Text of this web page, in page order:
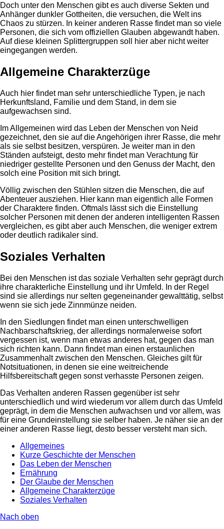
Doch unter den Menschen gibt es auch diverse Sekten und
Anhänger dunkler Gottheiten, die versuchen, die Welt ins
Chaos zu stürzen. In keiner anderen Rasse findet man so viele
Personen, die sich vom offiziellen Glauben abgewandt haben.
Auf diese kleinen Splittergruppen soll hier aber nicht weiter
eingegangen werden.
Allgemeine Charakterzüge
Auch hier findet man sehr unterschiedliche Typen, je nach
Herkunftsland, Familie und dem Stand, in dem sie
aufgewachsen sind.
Im Allgemeinen wird das Leben der Menschen von Neid
gezeichnet, den sie auf die Angehörigen ihrer Rasse, die mehr
als sie selbst besitzen, verspüren. Je weiter man in den
Ständen aufsteigt, desto mehr findet man Verachtung für
niedriger gestellte Personen und den Genuss der Macht, den
solch eine Position mit sich bringt.
Völlig zwischen den Stühlen sitzen die Menschen, die auf
Abenteuer ausziehen. Hier kann man eigentlich alle Formen
der Charaktere finden. Oftmals lässt sich die Einstellung
solcher Personen mit denen der anderen intelligenten Rassen
vergleichen, es gibt aber auch Menschen, die weniger extrem
oder deutlich radikaler sind.
Soziales Verhalten
Bei den Menschen ist das soziale Verhalten sehr geprägt durch
ihre charakterliche Einstellung und ihr Umfeld. In der Regel
sind sie allerdings nur selten gegeneinander gewalttätig, selbst
wenn sie sich jede Zinnmünze neiden.
In den Siedlungen findet man einen unterschwelligen
Nachbarschaftskrieg, der allerdings normalerweise sofort
vergessen ist, wenn man etwas anderes hat, gegen das man
sich richten kann. Dann findet man einen erstaunlichen
Zusammenhalt zwischen den Menschen. Gleiches gilt für
Notsituationen, in denen sie eine weitreichende
Hilfsbereitschaft gegen sonst verhasste Personen zeigen.
Das Verhalten anderen Rassen gegenüber ist sehr
unterschiedlich und wird wiederum vor allem durch das Umfeld
geprägt, in dem die Menschen aufwachsen und vor allem, was
für eine Grundeinstellung sie selber haben. Je näher sie an der
einer anderen Rasse liegt, desto besser versteht man sich.
Allgemeines
Kurze Geschichte der Menschen
Das Leben der Menschen
Ernährung
Der Glaube der Menschen
Allgemeine Charakterzüge
Soziales Verhalten
Nach oben